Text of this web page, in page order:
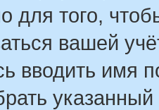
для того,
вашей
вводить имя